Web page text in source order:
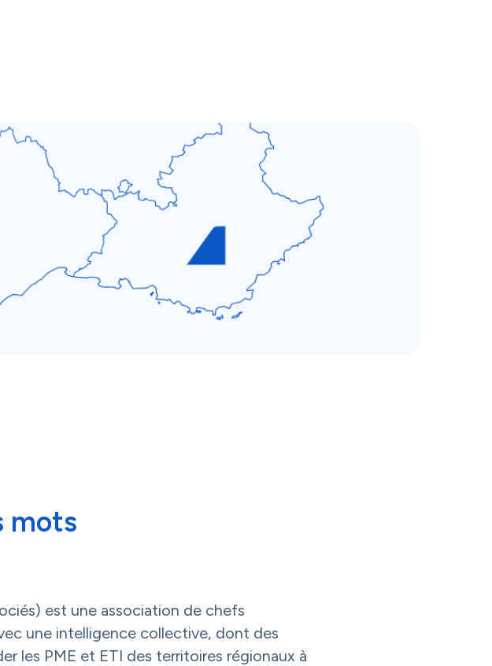
mots
est une association de chefs
une intelligence collective, dont des
les PME et ETI des territoires régionaux à